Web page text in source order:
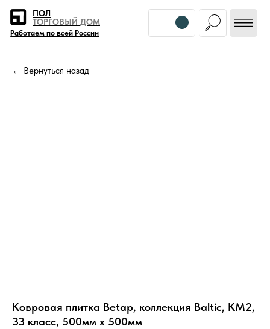
Работаем по всей России
ПОЛ
ТОРГОВЫЙ ДОМ
← Вернуться назад
Ковровая плитка Betap, коллекция Baltic, КМ2,
33 класс, 500мм х 500мм